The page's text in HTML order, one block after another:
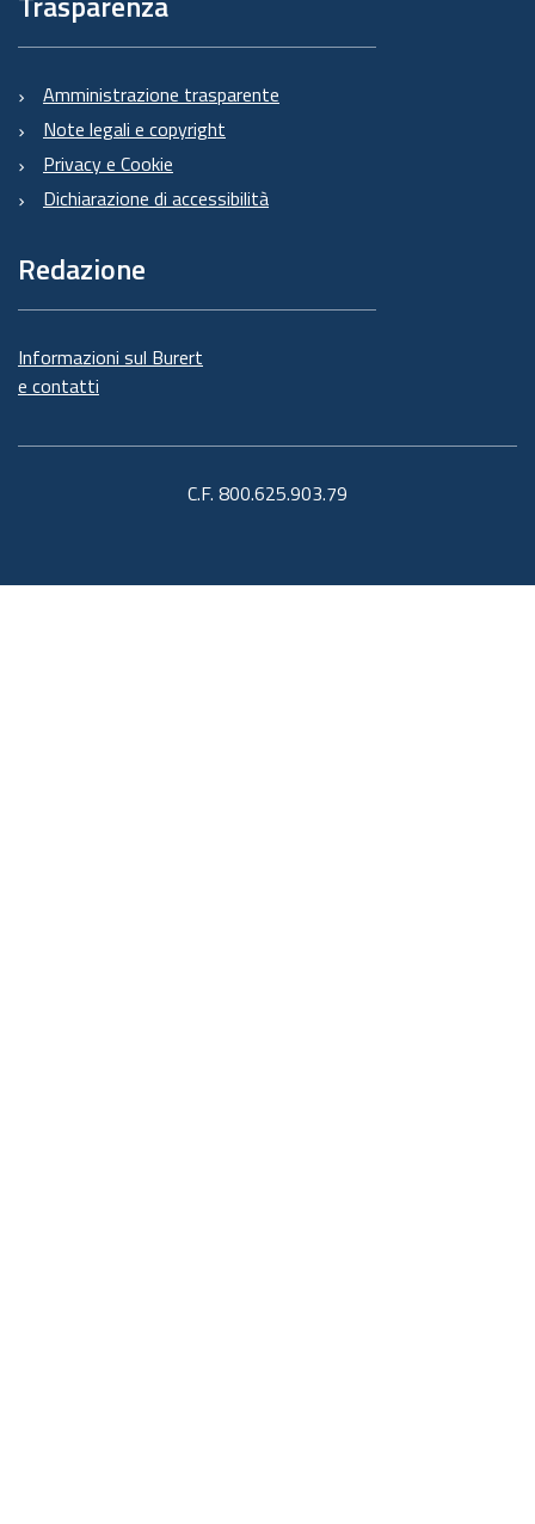
Amministrazione trasparente
Note legali e copyright
Privacy e Cookie
Dichiarazione di accessibilità
Redazione
Informazioni sul Burert
e contatti
C.F. 800.625.903.79